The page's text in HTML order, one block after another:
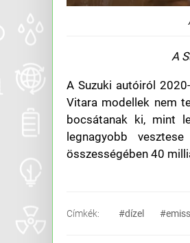
A
A Suzuki autóiról
Vitara modellek nem
bocsátanak ki, mint
legnagyobb
összességében 40
Címkék: #dízel